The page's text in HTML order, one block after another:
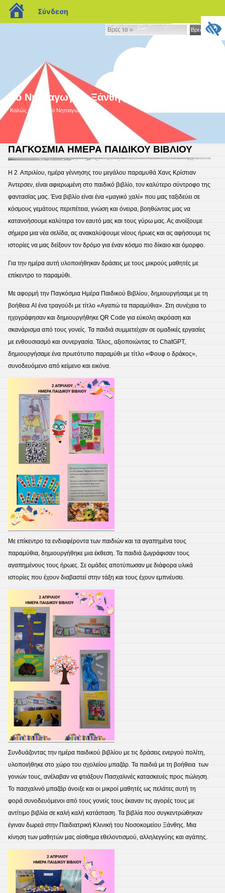
Βρες
Βρες το »
9ο Νηπιαγωγείο Ξάνθης
Καλώς ήρθατε στο Nηπιαγωγείο μας!
ΠΑΓΚΟΣΜΙΑ ΗΜΕΡΑ ΠΑΙΔΙΚΟΥ ΒΙΒΛΙΟΥ
Η 2 Απριλίου, ημέρα γέννησης του μεγάλου παραμυθά Χανς Κρίστιαν
Άντερσεν, είναι αφιερωμένη στο παιδικό βιβλίο, τον καλύτερο σύντροφο της
φαντασίας μας. Ένα βιβλίο είναι ένα «μαγικό χαλί» που μας ταξιδεύει σε
κόσμους γεμάτους περιπέτεια, γνώση και όνειρα, βοηθώντας μας να
κατανοήσουμε καλύτερα τον εαυτό μας και τους γύρω μας. Ας ανοίξουμε
σήμερα μια νέα σελίδα, ας ανακαλύψουμε νέους ήρωες και ας αφήσουμε τις
ιστορίες να μας δείξουν τον δρόμο για έναν κόσμο πιο δίκαιο και όμορφο.
Για την ημέρα αυτή υλοποιήθηκαν δράσεις με τους μικρούς μαθητές με
επίκεντρο το παραμύθι.
Με αφορμή την Παγκόσμια Ημέρα Παιδικού Βιβλίου, δημιουργήσαμε με τη
βοήθεια AI ένα τραγούδι με τίτλο «Αγαπώ τα παραμύθια». Στη συνέχεια το
ηχογράφησαν και δημιουργήθηκε QR Code για εύκολη ακρόαση και
σκανάρισμα από τους γονείς. Τα παιδιά συμμετείχαν σε ομαδικές εργασίες
με ενθουσιασμό και συνεργασία. Τέλος, αξιοποιώντας το ChatGPT,
δημιουργήσαμε ένα πρωτότυπο παραμύθι με τίτλο «Φουφ ο δράκος»,
συνοδευόμενο από κείμενο και εικόνα.
Με επίκεντρο τα ενδιαφέροντα των παιδιών και τα αγαπημένα τους
παραμύθια, δημιουργήθηκε μια έκθεση. Τα παιδιά ζωγράφισαν τους
αγαπημένους τους ήρωες. Σε ομάδες αποτύπωσαν με διάφορα υλικά
ιστορίες που έχουν διαβαστεί στην τάξη και τους έχουν εμπνέυσει.
Συνδυάζοντας την ημέρα παιδικού βιβλίου με τις δράσεις ενεργού πολίτη,
υλοποιήθηκε στο χώρο του σχολείου μπαζάρ. Τα παιδιά με τη βοήθεια των
γονιών τους, ανέλαβαν να φτιάξουν Πασχαλινές κατασκευές προς πώληση.
Το πασχαλινό μπαζάρ άνοιξε και οι μικροί μαθητές ως πελάτες αυτή τη
φορά συνοδευόμενοι από τους γονείς τους έκαναν τις αγορές τους με
αντίτιμο βιβλία σε καλή καλή κατάσταση. Τα βιβλία που συγκεντρώθηκαν
έγιναν δωρεά στην Παιδιατρική Κλινική του Νοσοκομείου Ξάνθης. Μια
κίνηση των μαθητών μας αίσθημα εθελοντισμού, αλληλεγγύης και αγάπης.
blogs.sch.gr
Σύνδεση